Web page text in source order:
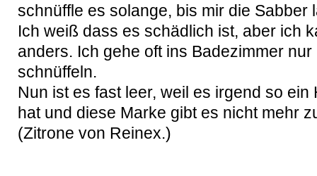
schnüffle es solange, bis mir die Sabber
Ich weiß dass es schädlich ist, aber ich
anders. Ich gehe oft ins Badezimmer nur
schnüffeln.
Nun ist es fast leer, weil es irgend so ein
hat und diese Marke gibt es nicht mehr
(Zitrone von Reinex.)